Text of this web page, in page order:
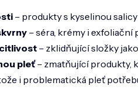
i
u
– produkty s kyselinou
– séra, krémy i
– zklidňující složky
pleť– zmatňující produkty,
i problematická pleť